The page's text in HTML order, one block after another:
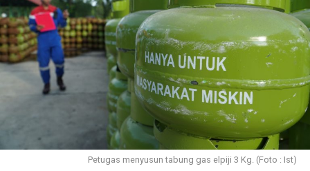
Petugas menyusun tabung gas elpiji 3 Kg. (Foto : Ist)